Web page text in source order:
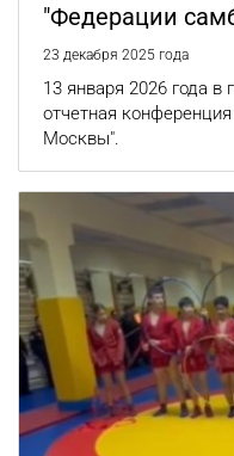
"Федерации
23 декабря 2025 года
13 января 2026 года в
отчетная
Москвы".